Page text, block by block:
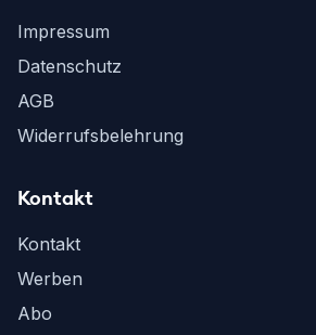
Impressum
Datenschutz
AGB
Widerrufsbelehrung
Kontakt
Kontakt
Werben
Abo